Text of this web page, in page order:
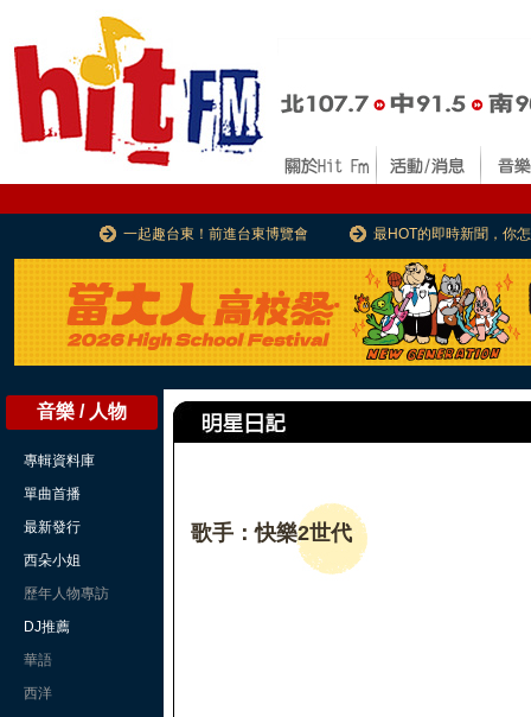
一起趣台東！前進台東博覽會 最HOT的即時新聞，你
音樂 / 人物
專輯資料庫
單曲首播
最新發行
西朵小姐
歷年人物專訪
DJ推薦
華語
西洋
歌手：快樂2世代